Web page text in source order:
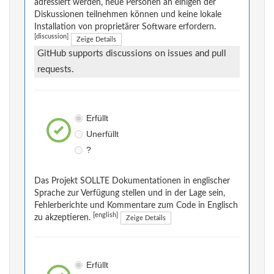
adressiert werden, neue Personen an einigen der
Diskussionen teilnehmen können und keine lokale
Installation von proprietärer Software erfordern.
[discussion] Zeige Details
GitHub supports discussions on issues and pull
requests.
Erfüllt
Unerfüllt
?
Das Projekt SOLLTE Dokumentationen in englischer
Sprache zur Verfügung stellen und in der Lage sein,
Fehlerberichte und Kommentare zum Code in Englisch
zu akzeptieren.
[english] Zeige Details
Erfüllt